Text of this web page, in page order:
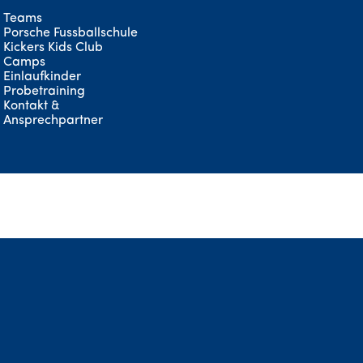
Teams
Porsche Fussballschule
Kickers Kids Club
Camps
Einlaufkinder
Probetraining
Kontakt &
Ansprechpartner